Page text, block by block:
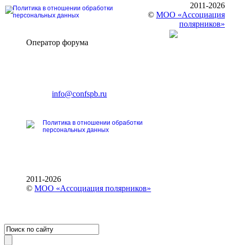
Политика в отношении обработки
персональных данных
2011-2026
© МОО «Ассоциация
полярников»
Оператор форума
E-mail:info@confspb.ru
Политика в отношении обработки
персональных данных
2011-2026
©МОО «Ассоциация полярников»